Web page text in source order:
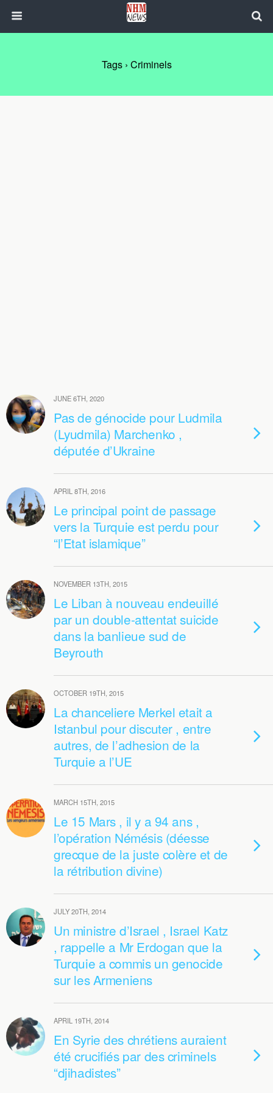
Tags › Criminels
JUNE 6TH, 2020
Pas de génocide pour Ludmila
(Lyudmila) Marchenko ,
députée d’Ukraine
APRIL 8TH, 2016
Le principal point de passage
vers la Turquie est perdu pour
“l’Etat islamique”
NOVEMBER 13TH, 2015
Le Liban à nouveau endeuillé
par un double-attentat suicide
dans la banlieue sud de
Beyrouth
OCTOBER 19TH, 2015
La chanceliere Merkel etait a
Istanbul pour discuter , entre
autres, de l’adhesion de la
Turquie a l’UE
MARCH 15TH, 2015
Le 15 Mars , il y a 94 ans ,
l’opération Némésis (déesse
grecque de la juste colère et de
la rétribution divine)
JULY 20TH, 2014
Un ministre d’Israel , Israel Katz
, rappelle a Mr Erdogan que la
Turquie a commis un genocide
sur les Armeniens
APRIL 19TH, 2014
En Syrie des chrétiens auraient
été crucifiés par des criminels
“djihadistes”